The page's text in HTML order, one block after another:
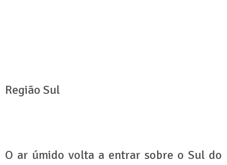
Região Sul
O ar úmido volta a entrar sobre o Sul do